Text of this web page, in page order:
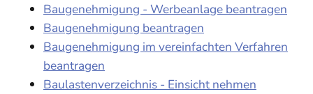
Baugenehmigung - Werbeanlage beantragen
Baugenehmigung beantragen
Baugenehmigung im vereinfachten Verfahren
beantragen
Baulastenverzeichnis - Einsicht nehmen